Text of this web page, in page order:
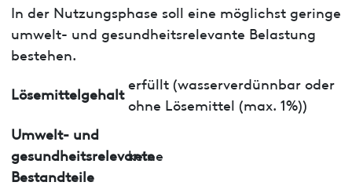
In der Nutzungsphase soll eine möglichst geringe
umwelt- und gesundheitsrelevante Belastung
bestehen.
Lösemittelgehalt
erfüllt (wasserverdünnbar oder
ohne Lösemittel (max. 1%))
Umwelt- und
gesundheitsrelevante
Bestandteile
keine